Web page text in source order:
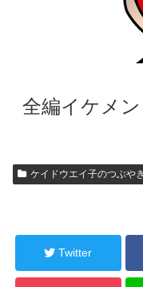
全編イケメ
ケイドウエイ子のつぶや
Twitter